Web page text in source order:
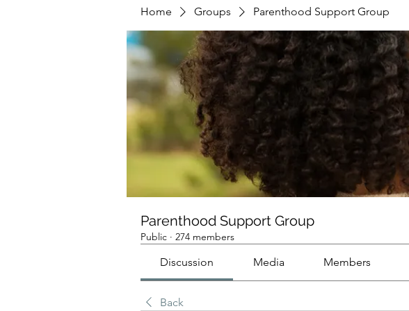
Home Groups Parenthood Support Group
Parenthood Support Group
Public · 274 members
Discussion Media Members
Back